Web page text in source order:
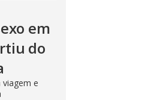
em
do
viagem e